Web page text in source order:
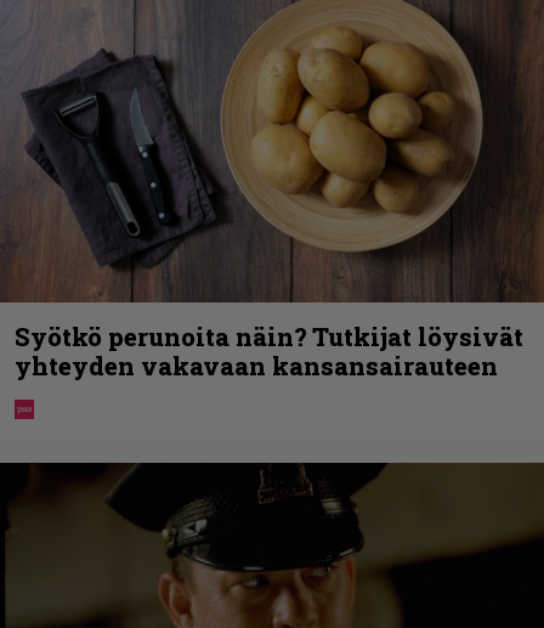
Syötkö perunoita näin? Tutkijat löysivät
yhteyden vakavaan kansansairauteen